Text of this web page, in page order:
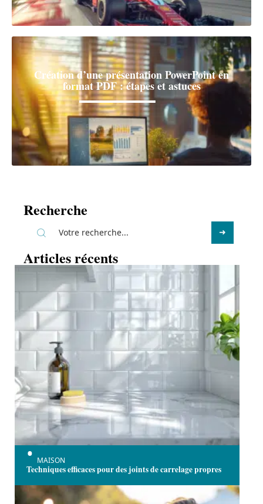
Création d’une présentation PowerPoint en
format PDF : étapes et astuces
Recherche
Articles récents
MAISON
Techniques efficaces pour des joints de carrelage propres